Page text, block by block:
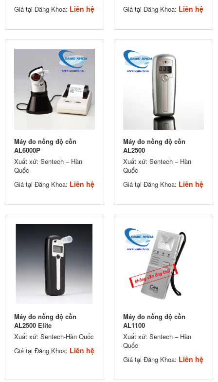
Giá tại Đăng Khoa: Liên hệ
Giá tại Đăng Khoa: Liên hệ
Máy đo nồng độ cồn
AL6000P
Xuất xứ: Sentech – Hàn
Quốc
Giá tại Đăng Khoa: Liên hệ
Máy đo nồng độ cồn
AL2500
Xuất xứ: Sentech – Hàn
Quốc
Giá tại Đăng Khoa: Liên hệ
Máy đo nồng độ cồn
AL2500 Elite
Xuất xứ: Sentech-Hàn Quốc
Giá tại Đăng Khoa: Liên hệ
Máy đo nồng độ cồn
AL1100
Xuất xứ: Sentech – Hàn
Quốc
Giá tại Đăng Khoa: Liên hệ